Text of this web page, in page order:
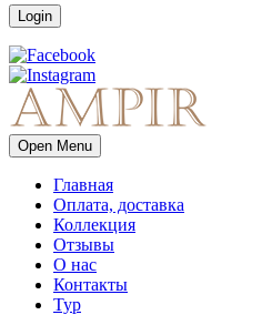
Open Menu
Главная
Оплата, доставка
Коллекция
Отзывы
О нас
Контакты
Тур